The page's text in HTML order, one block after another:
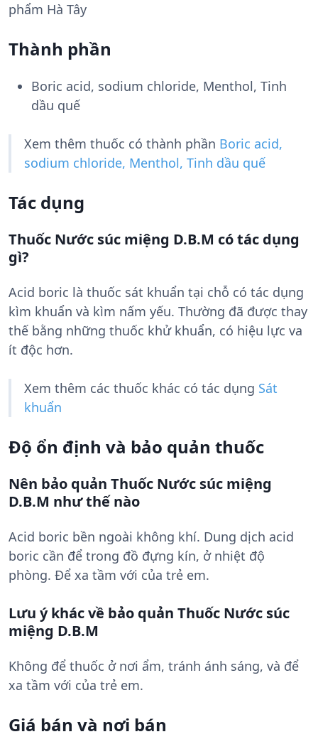
phẩm Hà Tây
Thành phần
Boric acid, sodium chloride, Menthol, Tinh
dầu quế
Xem thêm thuốc có thành phần Boric acid,
sodium chloride, Menthol, Tinh dầu quế
Tác dụng
Thuốc Nước súc miệng D.B.M có tác dụng
gì?
Acid boric là thuốc sát khuẩn tại chỗ có tác dụng
kìm khuẩn và kìm nấm yếu. Thường đã được thay
thế bằng những thuốc khử khuẩn, có hiệu lực va
ít độc hơn.
Xem thêm các thuốc khác có tác dụng Sát
khuẩn
Độ ổn định và bảo quản thuốc
Nên bảo quản Thuốc Nước súc miệng
D.B.M như thế nào
Acid boric bền ngoài không khí. Dung dịch acid
boric cần để trong đồ đựng kín, ở nhiệt độ
phòng. Để xa tầm với của trẻ em.
Lưu ý khác về bảo quản Thuốc Nước súc
miệng D.B.M
Không để thuốc ở nơi ẩm, tránh ánh sáng, và để
xa tầm với của trẻ em.
Giá bán và nơi bán